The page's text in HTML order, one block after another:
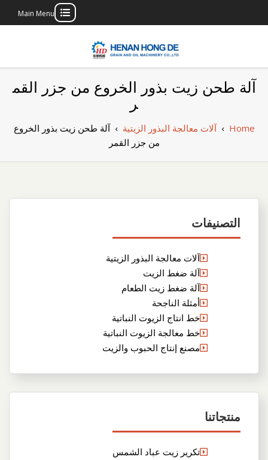
Main Menu
بناء مصنع إنتاج
الزيوت النباتية
الخاص بك
آلة طحن زيت بذور الخروع من جزر القم
ر
Home
›آلات معالجة البذور الزيتية ›آلة طحن زيت بذور الخروع
من جزر القمر
التصنيفات
آلات معالجة البذور الزيتية
آلة ضغط الزيت
آلة ضغط زيت الطعام
أمثلة الناجحة
خط انتاج الزيوت النباتية
خط معالجة الزيوت النباتية
مصنع إنتاج الحبوب والزيت
منتجاتنا
تكرير زيت عباد الشمس